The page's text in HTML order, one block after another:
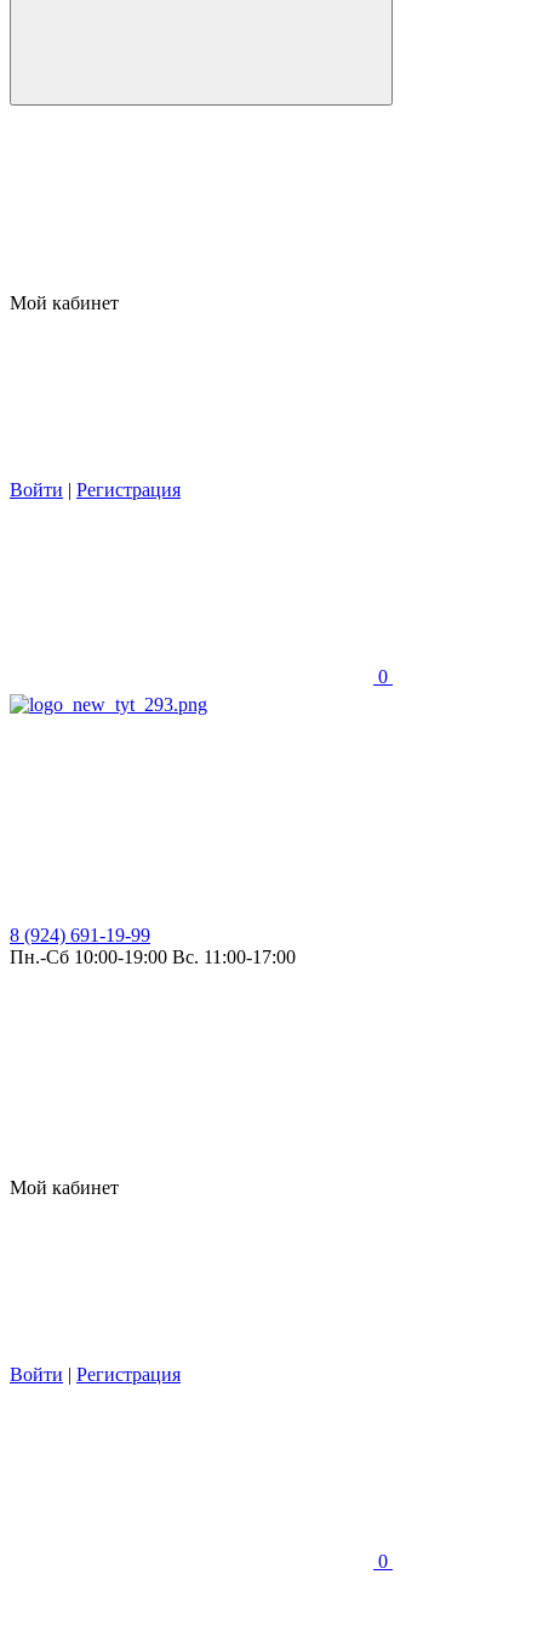
Мой кабинет
Войти | Регистрация
0
8 (924) 691-19-99
Пн.-Сб 10:00-19:00 Вс. 11:00-17:00
Мой кабинет
Войти | Регистрация
0